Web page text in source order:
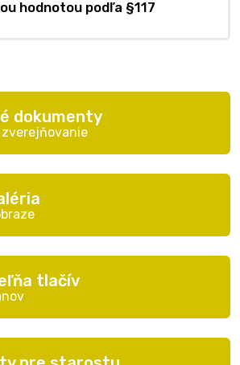
hodnotou podľa §117
dokumenty
tlačív